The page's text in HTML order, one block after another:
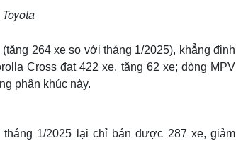
264 xe so với tháng 1/2025), khẳng định
Cross đạt 422 xe, tăng 62 xe; dòng MPV
phân khúc này.
1/2025 lại chỉ bán được 287 xe, giảm